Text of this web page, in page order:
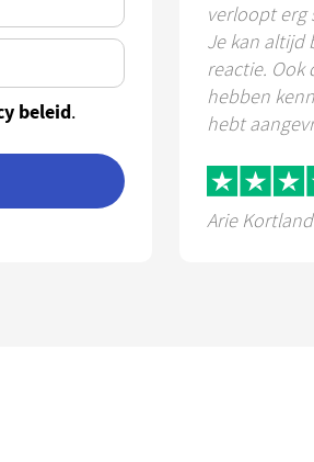
beleid.
verloopt erg
Je kan altijd
reactie. Ook
hebben
hebt
Arie Kortland